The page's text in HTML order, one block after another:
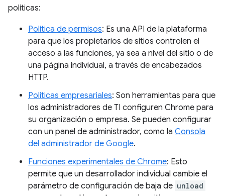
políticas:
Política de permisos: Es una API de la plataforma
para que los propietarios de sitios controlen el
acceso a las funciones, ya sea a nivel del sitio o de
una página individual, a través de encabezados
HTTP.
Políticas empresariales: Son herramientas para que
los administradores de TI configuren Chrome para
su organización o empresa. Se pueden configurar
con un panel de administrador, como la Consola
del administrador de Google.
Funciones experimentales de Chrome: Esto
permite que un desarrollador individual cambie el
parámetro de configuración de baja de unload